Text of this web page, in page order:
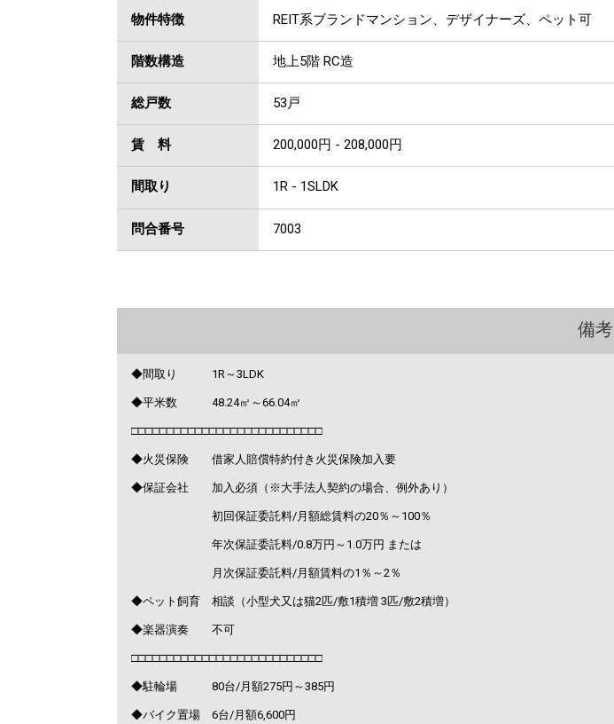
物件特徴 REIT系ブランドマンション、デザイナーズ、ペット可
階数構造 地上5階 RC造
総戸数 53戸
賃 料 200,000円 - 208,000円
間取り 1R - 1SLDK
問合番号 7003
備考
◆間取り 1R～3LDK
◆平米数 48.24㎡～66.04㎡
□□□□□□□□□□□□□□□□□□□□□□□□□□□
◆火災保険 借家人賠償特約付き火災保険加入要
◆保証会社 加入必須（※大手法人契約の場合、例外あり）
初回保証委託料/月額総賃料の20％～100％
年次保証委託料/0.8万円～1.0万円 または
月次保証委託料/月額賃料の1％～2％
◆ペット飼育 相談（小型犬又は猫2匹/敷1積増 3匹/敷2積増）
◆楽器演奏 不可
□□□□□□□□□□□□□□□□□□□□□□□□□□□
◆駐輪場 80台/月額275円～385円
◆バイク置場 6台/月額6,600円